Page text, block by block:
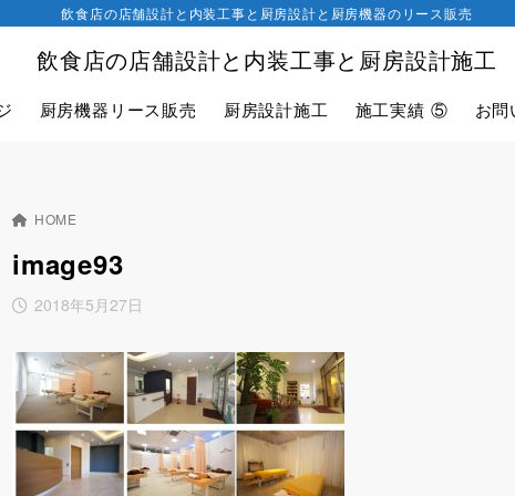
飲食店の店舗設計と内装工事と厨房設計施工
飲食店の店舗設計と内装工事と厨房設計と厨房機器のリース販売
厨房機器リース販売 厨房設計施工 施工実績 ⑤ お
HOME
image93
2018年5月27日